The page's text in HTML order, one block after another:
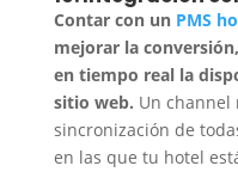
Contar con un PMS
mejorar la
en tiempo real la
sitio web. Un channel
sincronización de
en las que tu hotel